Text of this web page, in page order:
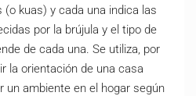
(o kuas) y cada una indica las
por la brújula y el tipo de
de cada una. Se utiliza, por
la orientación de una casa
un ambiente en el hogar según